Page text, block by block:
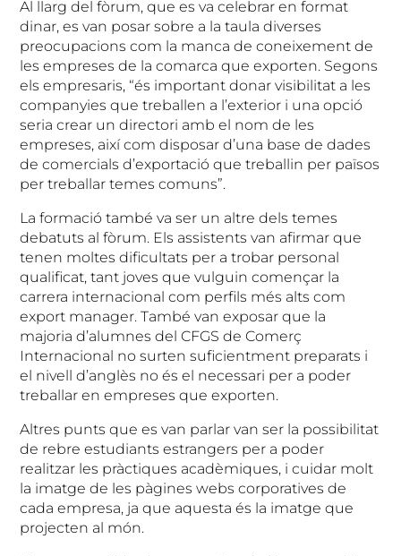
Al llarg del fòrum, que es va celebrar en format
dinar, es van posar sobre a la taula diverses
preocupacions com la manca de coneixement de
les empreses de la comarca que exporten. Segons
els empresaris, “és important donar visibilitat a les
companyies que treballen a l’exterior i una opció
seria crear un directori amb el nom de les
empreses, així com disposar d’una base de dades
de comercials d’exportació que treballin per països
per treballar temes comuns”.
La formació també va ser un altre dels temes
debatuts al fòrum. Els assistents van afirmar que
tenen moltes dificultats per a trobar personal
qualificat, tant joves que vulguin començar la
carrera internacional com perfils més alts com
export manager. També van exposar que la
majoria d’alumnes del CFGS de Comerç
Internacional no surten suficientment preparats i
el nivell d’anglès no és el necessari per a poder
treballar en empreses que exporten.
Altres punts que es van parlar van ser la possibilitat
de rebre estudiants estrangers per a poder
realitzar les pràctiques acadèmiques, i cuidar molt
la imatge de les pàgines webs corporatives de
cada empresa, ja que aquesta és la imatge que
projecten al món.